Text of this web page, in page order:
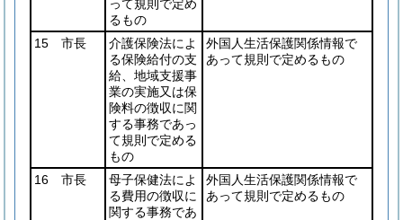
って規則で定め
るもの
15 市長
介護保険法によ
る保険給付の支
給、地域支援事
業の実施又は保
険料の徴収に関
する事務であっ
て規則で定める
もの
外国人生活保護関係情報で
あって規則で定めるもの
16 市長
母子保健法によ
る費用の徴収に
関する事務であ
外国人生活保護関係情報で
あって規則で定めるもの